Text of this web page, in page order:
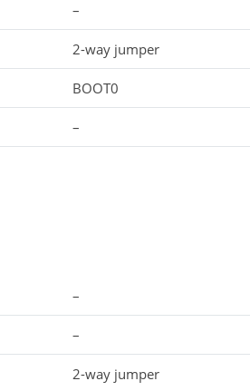
–
2-way jumper
BOOT0
–
–
–
2-way jumper